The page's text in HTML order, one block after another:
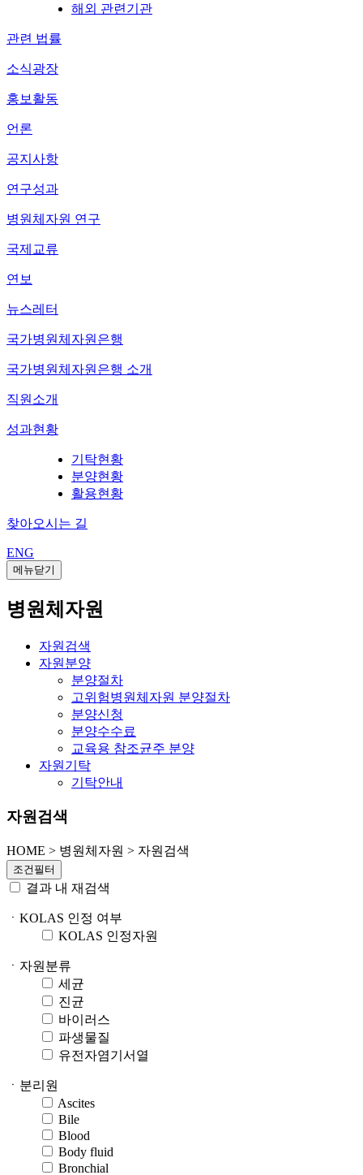
해외 관련기관
관련 법률
소식광장
홍보활동
언론
공지사항
연구성과
병원체자원 연구
국제교류
연보
뉴스레터
국가병원체자원은행
국가병원체자원은행 소개
직원소개
성과현황
기탁현황
분양현황
활용현황
찾아오시는 길
ENG
메뉴닫기
병원체자원
자원검색
자원분양
분양절차
고위험병원체자원 분양절차
분양신청
분양수수료
교육용 참조균주 분양
자원기탁
기탁안내
자원검색
HOME > 병원체자원 > 자원검색
조건필터
결과 내 재검색
ㆍKOLAS 인정 여부
KOLAS 인정자원
ㆍ자원분류
세균
진균
바이러스
파생물질
유전자염기서열
ㆍ분리원
Ascites
Bile
Blood
Body fluid
Bronchial